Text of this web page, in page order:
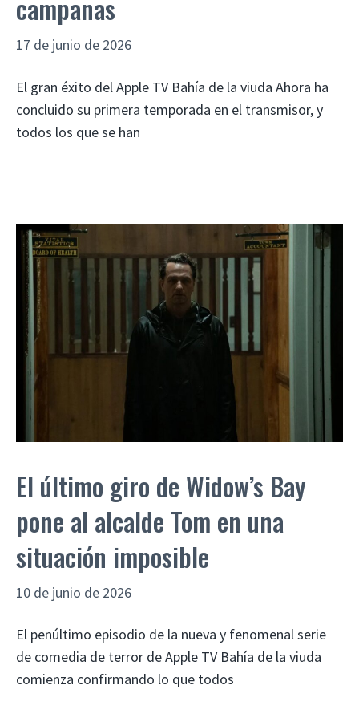
campanas
17 de junio de 2026
El gran éxito del Apple TV Bahía de la viuda Ahora ha
concluido su primera temporada en el transmisor, y
todos los que se han
El último giro de Widow’s Bay
pone al alcalde Tom en una
situación imposible
10 de junio de 2026
El penúltimo episodio de la nueva y fenomenal serie
de comedia de terror de Apple TV Bahía de la viuda
comienza confirmando lo que todos